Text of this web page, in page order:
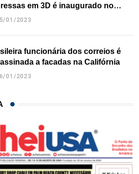
em 3D é inaugurado no
01/2023
funcionária dos correios é
a facadas na Califórnia
01/2023